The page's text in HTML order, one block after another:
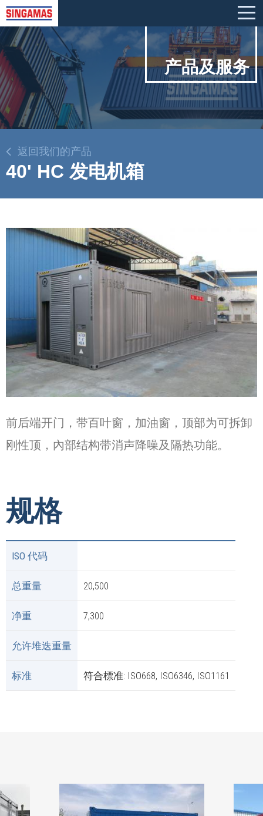
产品及服务
返回我们的产品
40' HC 发电机箱
前后端开门，带百叶窗，加油窗，顶部为可拆卸
刚性顶，內部结构带消声降噪及隔热功能。
规格
ISO 代码
总重量 20,500
净重 7,300
允许堆迭重量
标准 符合標准: ISO668, ISO6346, ISO1161